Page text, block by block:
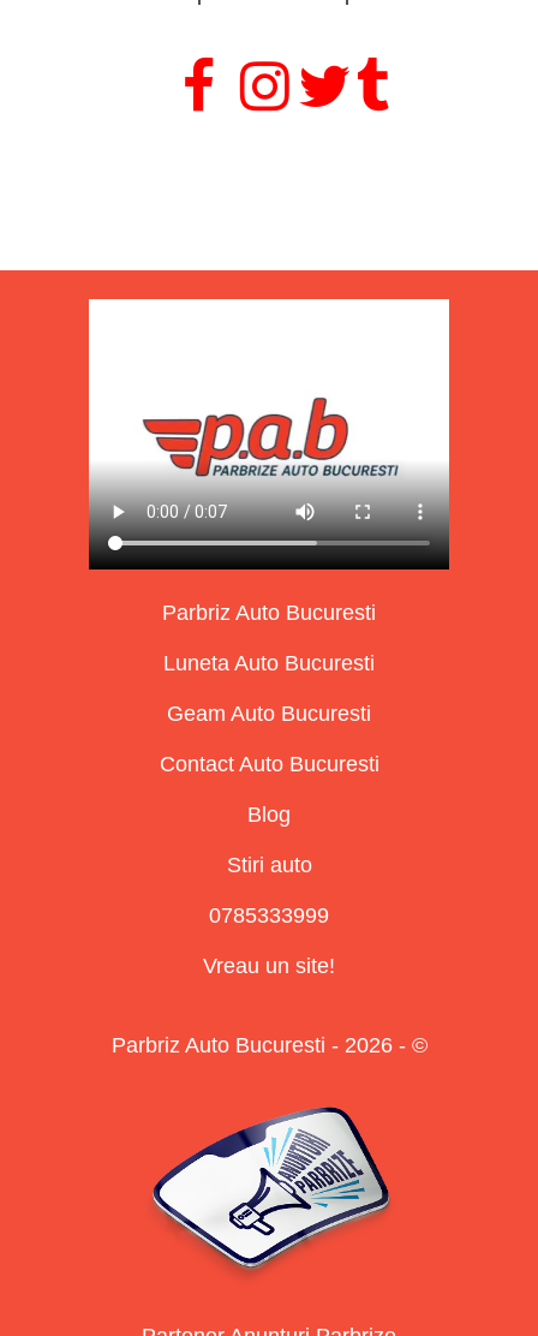

Parbriz Auto Bucuresti
Luneta Auto Bucuresti
Geam Auto Bucuresti
Contact Auto Bucuresti
Blog
Stiri auto
0785333999
Vreau un site!
Parbriz Auto Bucuresti - 2026 - ©